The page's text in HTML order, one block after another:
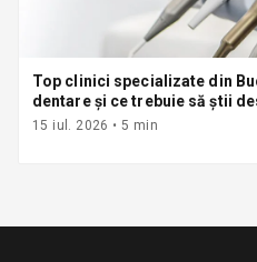
Top clinici specializate din
dentare și ce trebuie să știi
15 iul. 2026 •5 min